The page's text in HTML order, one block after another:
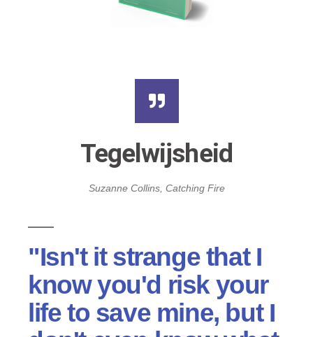
Tegelwijsheid
Suzanne Collins, Catching Fire
"Isn't it strange that I
know you'd risk your
life to save mine, but I